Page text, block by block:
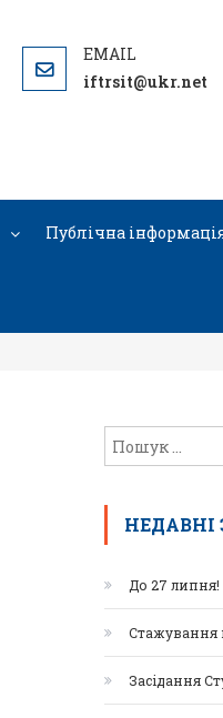
iftrsit@ukr.net
Публічна
До 27 липня!
Стажування
Засідання